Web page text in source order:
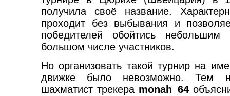
получила своё название.
проходит без выбывания и
победителей обойтись
большом числе участников.
Но организовать такой турнир на
движке было невозможно. Тем
шахматист трекера monah_64